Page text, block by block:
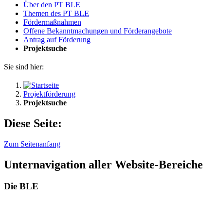
Über den PT BLE
The­men des PT BLE
För­der­maß­nah­men
Of­fe­ne Be­kannt­ma­chun­gen und För­der­an­ge­bo­te
An­trag auf För­de­rung
Pro­jekt­su­che
Sie sind hier:
Projektförderung
Projektsuche
Diese Seite:
Zum Seitenanfang
Unternavigation aller Website-Bereiche
Die BLE